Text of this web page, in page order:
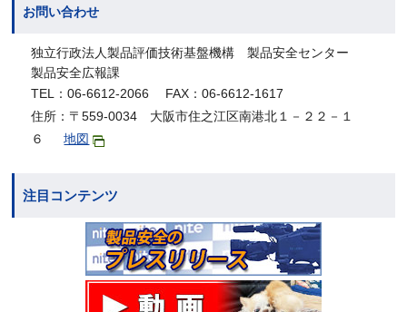
お問い合わせ
独立行政法人製品評価技術基盤機構 製品安全センター
製品安全広報課
TEL：06-6612-2066 FAX：06-6612-1617
住所：〒559-0034 大阪市住之江区南港北１－２２－１
６
地図
注目コンテンツ